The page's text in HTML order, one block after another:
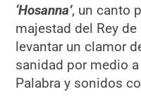
‘Hosanna’, un canto
majestad del Rey
levantar un clamor
sanidad por medio
Palabra y sonidos